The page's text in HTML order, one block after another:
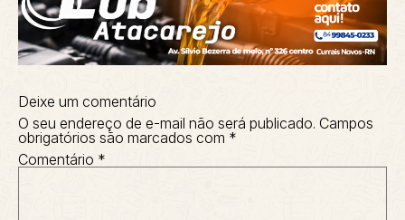
Deixe um comentário
O seu endereço de e-mail não será publicado. Campos
obrigatórios são marcados com *
Comentário *